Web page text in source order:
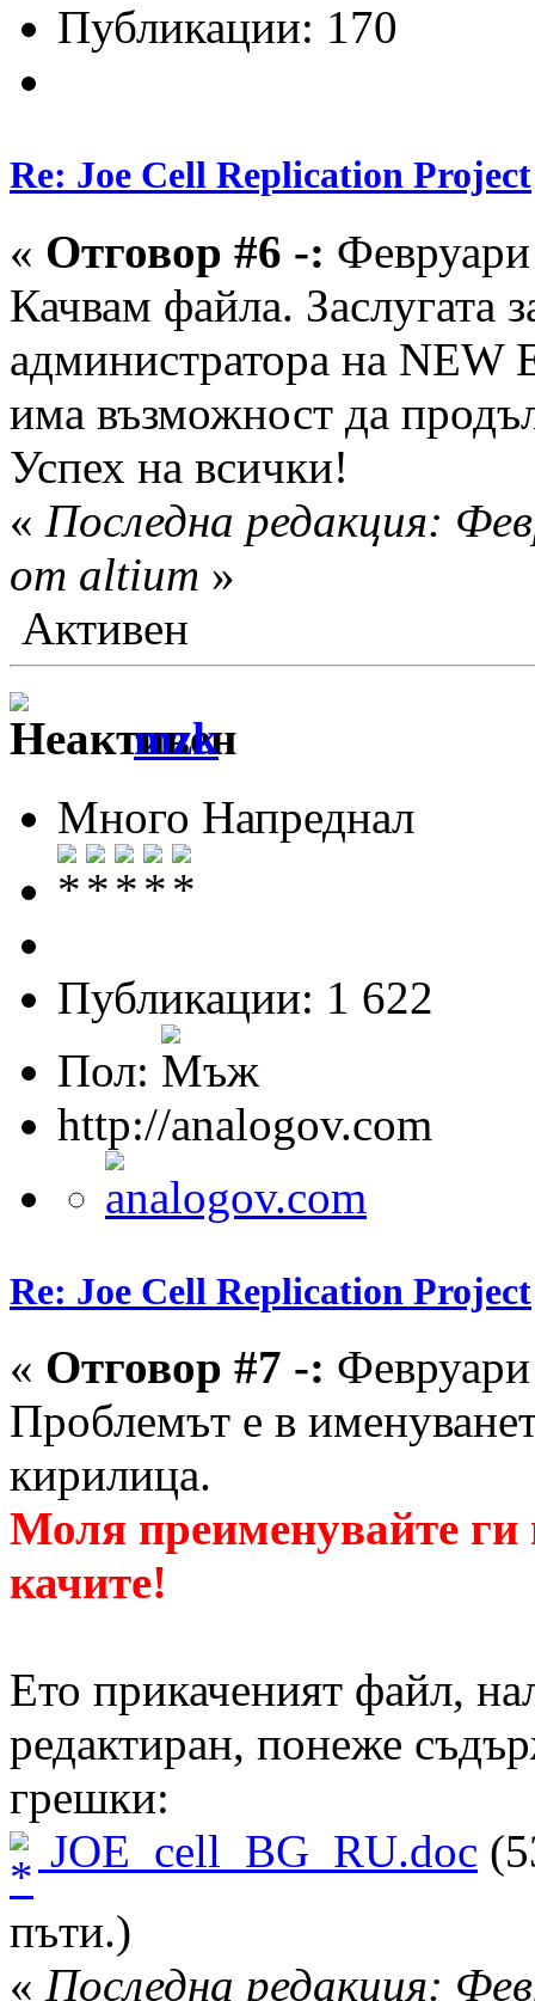
Публикации: 170
Re: Joe Cell Replication Project
« Отговор #6 -:
Качвам файла. Заслугата
администратора на
има възможност да
Успех на всички!
« Последна редакция:
от altium »
Активен
mzk
Много Напреднал
Публикации: 1 622
Пол:
http://analogov.com
Re: Joe Cell Replication Project
« Отговор #7 -:
Проблемът е в
кирилица.
Моля преименувайте ги
качите!
Ето прикаченият файл,
редактиран, понеже
грешки:
JOE_cell_BG_RU.doc
пъти.)
« Последна редакция: